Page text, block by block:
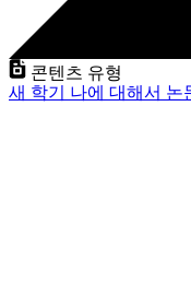
콘텐츠 유형
새 학기 나에 대해서 논